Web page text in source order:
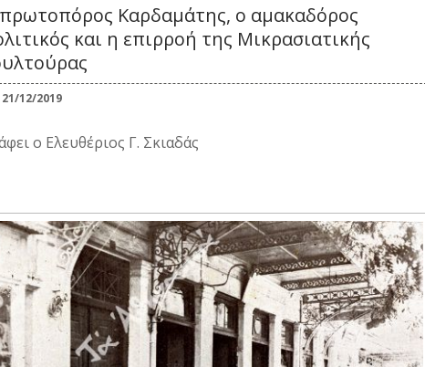
ΝΑΡΚΩΤΙΚΑ
ΤΥΠΟΙ
Λατρεία
Θρησκευτική ζωή
Δημώδης
μετεωρολογία
Μύθοι
Καθημερινά
έθιμα
Παιχνίδια
Καρδαμάτης, ο αμακαδόρος
και η επιρροή της Μικρασιατικής
21/12/2019
ο Ελευθέριος Γ. Σκιαδάς